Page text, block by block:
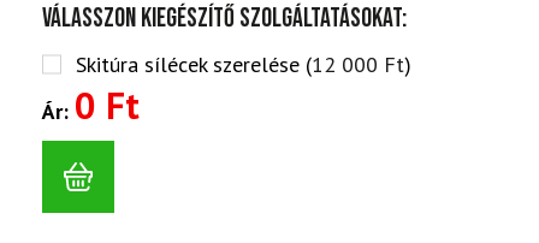
Válasszon kiegészítő szolgáltatásokat:
Skitúra sílécek szerelése (12 000 Ft)
Ár: 0 Ft